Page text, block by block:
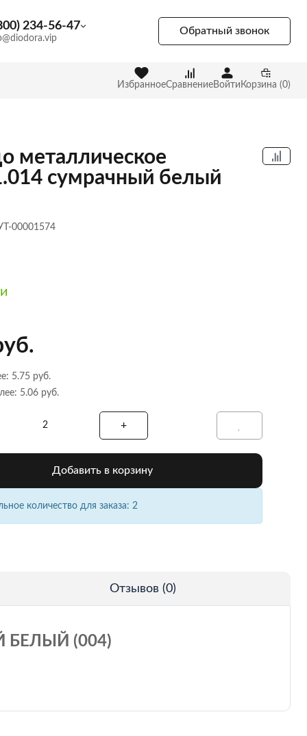
234-56-47 Обратный звонок
ИзбранноеСравнениеВойти Корзина (0)
металлическое
сумрачный белый
00001574
5.75 руб.
5.06 руб.
Добавить в корзину
количество для заказа: 2
Отзывов (0)
БЕЛЫЙ (004)